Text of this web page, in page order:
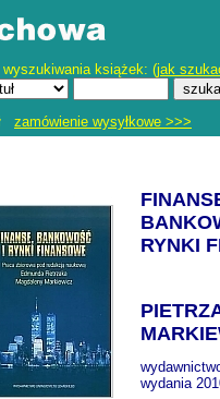
wyszukiwania książek: (jak
zamówienie wysyłkowe >>>
RYNKI
wydania